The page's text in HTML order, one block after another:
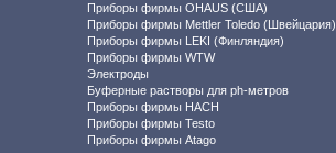
Приборы фирмы OHAUS (США)
Приборы фирмы Mettler Toledo (Швейцария)
Приборы фирмы LEKI (Финляндия)
Приборы фирмы WTW
Электроды
Буферные растворы для ph-метров
Приборы фирмы HACH
Приборы фирмы Testo
Приборы фирмы Atago